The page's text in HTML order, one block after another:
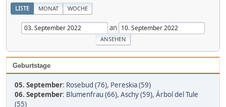
LISTE MONAT WOCHE
an
Geburtstage
05. September: Rosebud (76), Pereskia (59)
06. September: Blumenfrau (66), Aschy (59), Árbol del Tule
(55)